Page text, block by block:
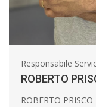
Responsabile
ROBERTO
ROBERTO